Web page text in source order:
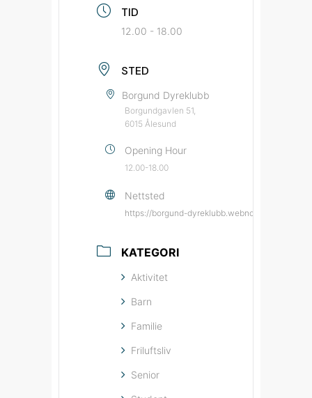
TID
12.00 - 18.00
STED
Borgund Dyreklubb
Borgundgavlen 51,
6015 Ålesund
Opening Hour
12.00-18.00
Nettsted
https://borgund-dyreklubb.webnode.page/
KATEGORI
Aktivitet
Barn
Familie
Friluftsliv
Senior